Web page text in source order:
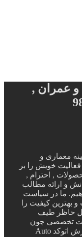
عمران ,
معماری و
فعالیت خویش را بر
, احترام ,
و ارائه مطالب
ما در سیاست
بهترین کیفیت را
حاظر طیف
موضوعات تخصصی چون
آموزش معماری ( آموزش Revit , آموزش اتوکد Auto